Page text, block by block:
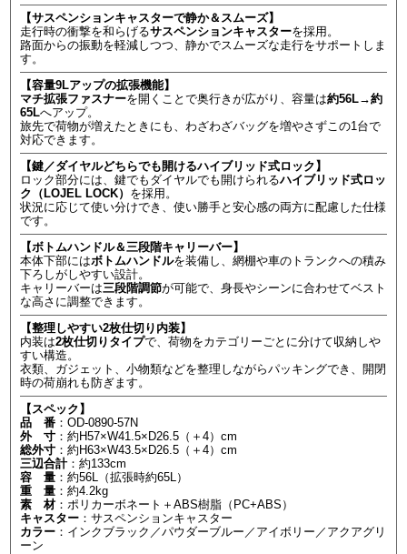
【サスペンションキャスターで静か＆スムーズ】
走行時の衝撃を和らげるサスペンションキャスターを採用。
路面からの振動を軽減しつつ、静かでスムーズな走行をサポートしま
す。
【容量9Lアップの拡張機能】
マチ拡張ファスナーを開くことで奥行きが広がり、容量は約56L→約
65Lへアップ。
旅先で荷物が増えたときにも、わざわざバッグを増やさずこの1台で
対応できます。
【鍵／ダイヤルどちらでも開けるハイブリッド式ロック】
ロック部分には、鍵でもダイヤルでも開けられるハイブリッド式ロッ
ク（LOJEL LOCK） を採用。
状況に応じて使い分けでき、使い勝手と安心感の両方に配慮した仕様
です。
【ボトムハンドル＆三段階キャリーバー】
本体下部にはボトムハンドルを装備し、網棚や車のトランクへの積み
下ろしがしやすい設計。
キャリーバーは三段階調節が可能で、身長やシーンに合わせてベスト
な高さに調整できます。
【整理しやすい2枚仕切り内装】
内装は2枚仕切りタイプで、荷物をカテゴリーごとに分けて収納しや
すい構造。
衣類、ガジェット、小物類などを整理しながらパッキングでき、開閉
時の荷崩れも防ぎます。
【スペック】
品 番 ：OD-0890-57N
外 寸 ：約H57×W41.5×D26.5（＋4）cm
総外寸 ：約H63×W43.5×D26.5（＋4）cm
三辺合計：約133cm
容 量 ：約56L（拡張時約65L）
重 量 ：約4.2kg
素 材：ポリカーボネート＋ABS樹脂（PC+ABS）
キャスター ：サスペンションキャスター
カラー ：インクブラック／パウダーブルー／アイボリー／アクアグリ
ーン